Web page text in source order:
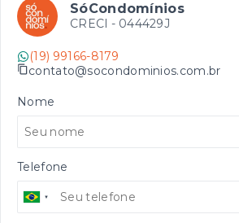
SóCondomínios
CRECI - 044429J
(19) 99166-8179
contato@socondominios.com.br
Nome
Telefone